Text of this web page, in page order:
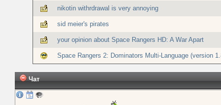
nikotin withrdrawal is very annoying
sid meier's pirates
your opinion about Space Rangers HD: A War Apart
Space Rangers 2: Dominators Multi-Language (version
Чат